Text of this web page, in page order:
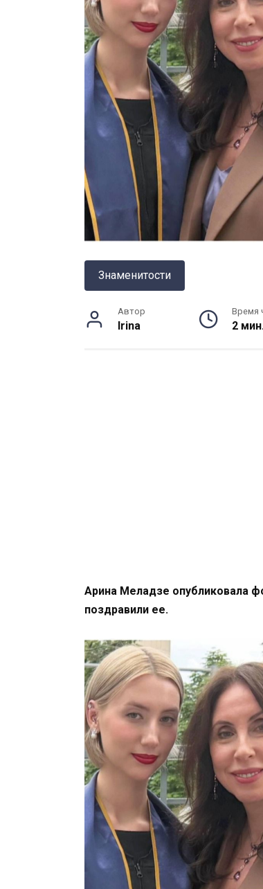
Знаменитости
Автор
Irina
Время
2
Арина Меладзе опубликовала
поздравили ее.